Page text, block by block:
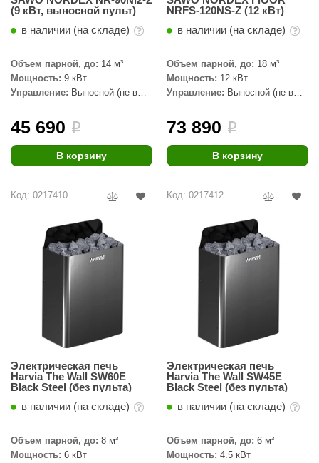
(9 кВт, выносной пульт)
в наличии (на складе)
Объем парной, до: 14 м³
Мощность: 9 кВт
Управление: Выносной (не в
45 690 i
В корзину
NRFS-120NS-Z (12 кВт)
в наличии (на складе)
Объем парной, до: 18 м³
Мощность: 12 кВт
Управление: Выносной (не в
73 890 i
В корзину
Код: 0217410
Электрическая печь
Harvia The Wall SW60E
Black Steel (без пульта)
в наличии (на складе)
Объем парной, до: 8 м³
Мощность: 6 кВт
Код: 0217412
Электрическая печь
Harvia The Wall SW45E
Black Steel (без пульта)
в наличии (на складе)
Объем парной, до: 6 м³
Мощность: 4.5 кВт